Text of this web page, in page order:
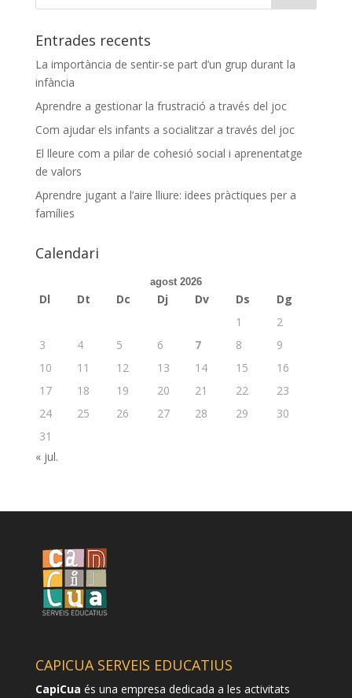
Entrades recents
La importància de sentir-se part d’un grup durant la
infància
Aprendre a gestionar la frustració a través del joc
Com ajudar els infants a socialitzar a través del joc
El lleure com a pilar de cohesió social i aprenentatge
de valors
Aprendre jugant a l’aire lliure: idees pràctiques per a
famílies
Calendari
agost 2026
Dl Dt Dc Dj Dv Ds
Dg
1
2
3
4 5 6 7 8
9
10
11 12 13 14 15
16
17
18 19 20 21 22
23
24
25 26 27 28 29
30
31
« jul.
CAPICUA SERVEIS EDUCATIUS
CapiCua és una empresa dedicada a les activitats